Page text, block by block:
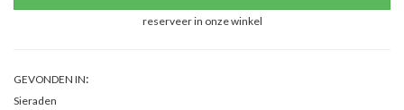
reserveer in onze winkel
GEVONDEN IN:
Sieraden